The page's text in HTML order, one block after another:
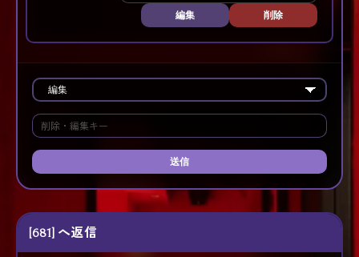
編集 削除
送信
[681] へ返信